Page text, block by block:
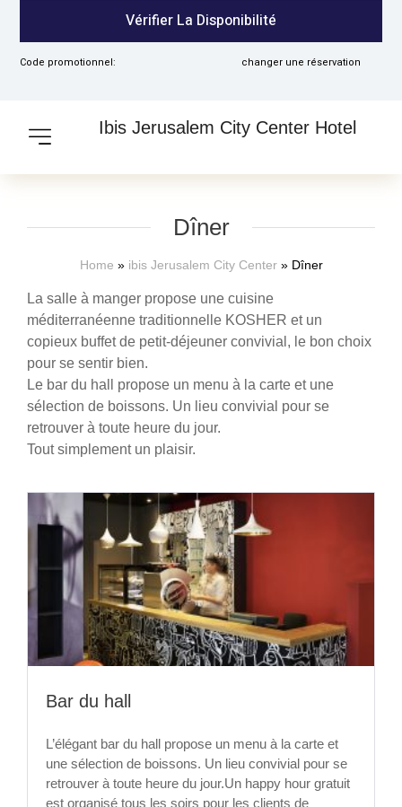
Code promotionnel: changer une réservation
Vérifier La Disponibilité
Ibis Jerusalem City Center Hotel
Dîner
Home » ibis Jerusalem City Center» Dîner
La salle à manger propose une cuisine
méditerranéenne traditionnelle KOSHER et un
copieux buffet de petit-déjeuner convivial, le bon choix
pour se sentir bien.
Le bar du hall propose un menu à la carte et une
sélection de boissons. Un lieu convivial pour se
retrouver à toute heure du jour.
Tout simplement un plaisir.
Bar du hall
‎L’élégant bar du hall propose un menu à la carte et
une sélection de boissons. Un lieu convivial pour se
retrouver à toute heure du jour.Un happy hour gratuit
est organisé tous les soirs pour les clients de